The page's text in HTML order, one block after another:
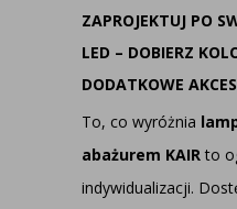
ZAPROJEKTUJ PO
LED – DOBIERZ
DODATKOWE
To, co wyróżnia
abażurem KAIRto
indywidualizacji.